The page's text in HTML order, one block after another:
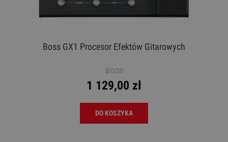
Boss GX1 Procesor Efektów Gitarowych
BOSS
1 129,00 zł
DO KOSZYKA